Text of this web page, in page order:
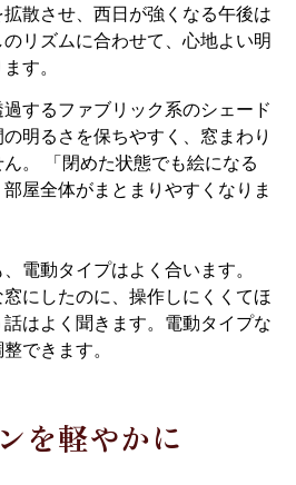
散させ、西日が強くなる午後は
リズムに合わせて、心地よい明
す。
するファブリック系のシェード
明るさを保ちやすく、窓まわり
。 「閉めた状態でも絵になる
屋全体がまとまりやすくなりま
電動タイプはよく合います。
窓にしたのに、操作しにくくてほ
はよく聞きます。電動タイプな
できます。
を軽やかに